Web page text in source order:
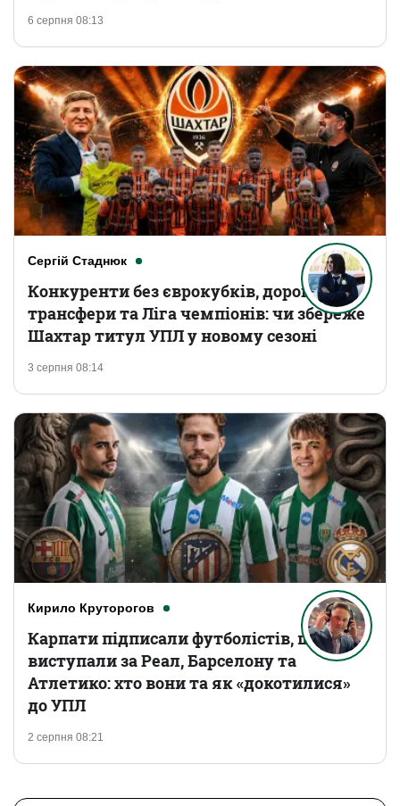
6 серпня 08:13
Сергій Стаднюк
3 серпня 08:14
Конкуренти без єврокубків, дорогі
трансфери та Ліга чемпіонів: чи збереже
Шахтар титул УПЛ у новому сезоні
Кирило Круторогов
2 серпня 08:21
Карпати підписали футболістів, що
виступали за Реал, Барселону та
Атлетико: хто вони та як «докотилися»
до УПЛ